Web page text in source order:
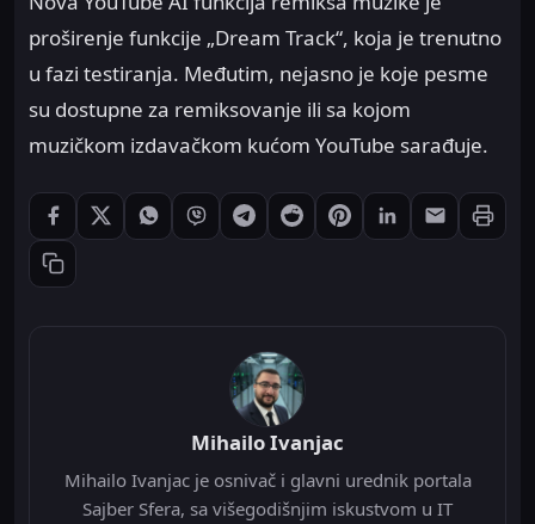
proširenje funkcije „Dream Track“, koja je trenutno
u fazi testiranja. Međutim, nejasno je koje pesme
su dostupne za remiksovanje ili sa kojom
muzičkom izdavačkom kućom YouTube sarađuje.
Podeli: Facebook
Podeli: XPodeli: WhatsApp
Podeli: Viber
Podeli: Telegram
Podeli: Reddit
Podeli: Pinterest
Podeli: LinkedIn
Podeli:
Kopiraj link
Mihailo Ivanjac
Mihailo Ivanjac je osnivač i glavni urednik portala
Sajber Sfera, sa višegodišnjim iskustvom u IT